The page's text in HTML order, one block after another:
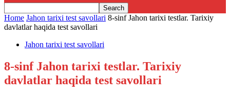
Home Jahon tarixi test savollari 8-sinf Jahon tarixi testlar. Tarixiy
davlatlar haqida test savollari
Jahon tarixi test savollari
8-sinf Jahon tarixi testlar. Tarixiy
davlatlar haqida test savollari